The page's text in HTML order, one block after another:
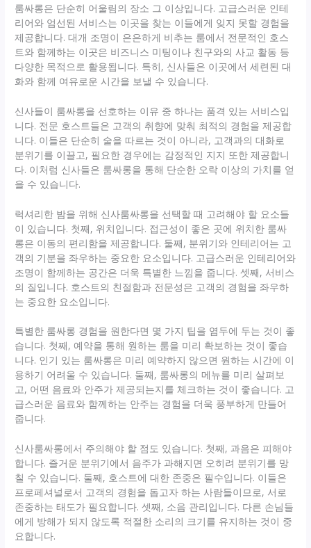
룸싸롱은 단순히 어울림의 장소 그 이상입니다. 고급스러운 인테
리어와 엄선된 서비스는 이곳을 찾는 이들에게 잊지 못할 경험을
제공합니다. 대개 조명이 은은하게 비추는 룸에서 전문적인 호스
트와 함께하는 이곳은 비즈니스 미팅이나 친구와의 사교 활동 등
다양한 목적으로 활용됩니다. 특히, 신사들은 이곳에서 세련된 대
화와 함께 여유로운 시간을 보낼 수 있습니다.
신사들이 룸싸롱을 선호하는 이유 중 하나는 품격 있는 서비스입
니다. 전문 호스트들은 고객의 취향에 맞춰 최적의 경험을 제공합
니다. 이들은 단순히 술을 따르는 것이 아니라, 고객과의 대화로
분위기를 이끌고, 필요한 경우에는 감정적인 지지 또한 제공합니
다. 이처럼 신사들은 룸싸롱을 통해 단순한 오락 이상의 가치를 얻
을 수 있습니다.
럭셔리한 밤을 위해 신사룸싸롱을 선택할 때 고려해야 할 요소들
이 있습니다. 첫째, 위치입니다. 접근성이 좋은 곳에 위치한 룸싸
롱은 이동의 편리함을 제공합니다. 둘째, 분위기와 인테리어는 고
객의 기분을 좌우하는 중요한 요소입니다. 고급스러운 인테리어와
조명이 함께하는 공간은 더욱 특별한 느낌을 줍니다. 셋째, 서비스
의 질입니다. 호스트의 친절함과 전문성은 고객의 경험을 좌우하
는 중요한 요소입니다.
특별한 룸싸롱 경험을 원한다면 몇 가지 팁을 염두에 두는 것이 좋
습니다. 첫째, 예약을 통해 원하는 룸을 미리 확보하는 것이 좋습
니다. 인기 있는 룸싸롱은 미리 예약하지 않으면 원하는 시간에 이
용하기 어려울 수 있습니다. 둘째, 룸싸롱의 메뉴를 미리 살펴보
고, 어떤 음료와 안주가 제공되는지를 체크하는 것이 좋습니다. 고
급스러운 음료와 함께하는 안주는 경험을 더욱 풍부하게 만들어
줍니다.
신사룸싸롱에서 주의해야 할 점도 있습니다. 첫째, 과음은 피해야
합니다. 즐거운 분위기에서 음주가 과해지면 오히려 분위기를 망
칠 수 있습니다. 둘째, 호스트에 대한 존중은 필수입니다. 이들은
프로페셔널로서 고객의 경험을 돕고자 하는 사람들이므로, 서로
존중하는 태도가 필요합니다. 셋째, 소음 관리입니다. 다른 손님들
에게 방해가 되지 않도록 적절한 소리의 크기를 유지하는 것이 중
요합니다.